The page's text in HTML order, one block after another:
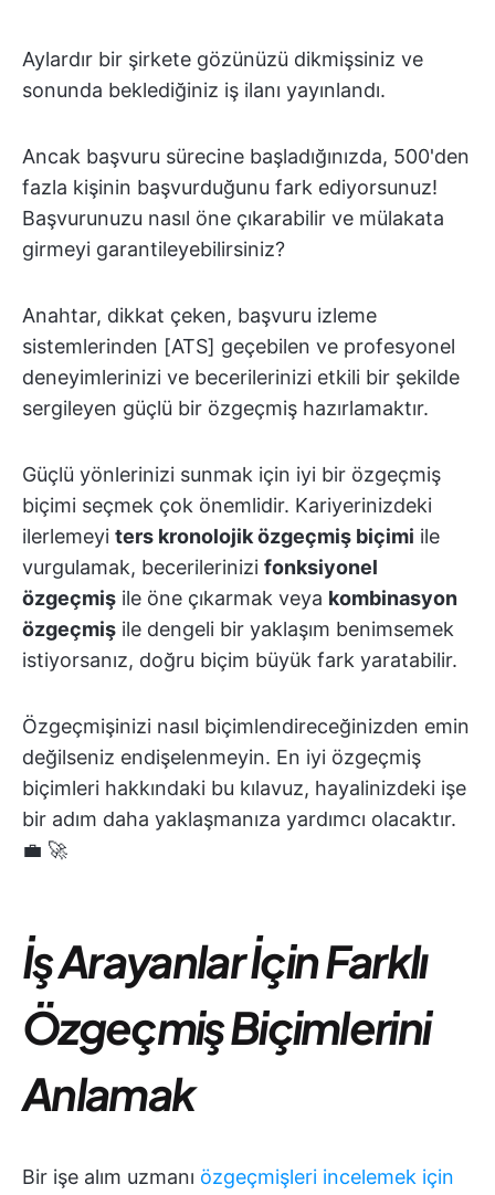
Aylardır bir şirkete gözünüzü dikmişsiniz ve
sonunda beklediğiniz iş ilanı yayınlandı.
Ancak başvuru sürecine başladığınızda, 500'den
fazla kişinin başvurduğunu fark ediyorsunuz!
Başvurunuzu nasıl öne çıkarabilir ve mülakata
girmeyi garantileyebilirsiniz?
Anahtar, dikkat çeken, başvuru izleme
sistemlerinden [ATS] geçebilen ve profesyonel
deneyimlerinizi ve becerilerinizi etkili bir şekilde
sergileyen güçlü bir özgeçmiş hazırlamaktır.
Güçlü yönlerinizi sunmak için iyi bir özgeçmiş
biçimi seçmek çok önemlidir. Kariyerinizdeki
ilerlemeyi ters kronolojik özgeçmiş biçimi ile
vurgulamak, becerilerinizi fonksiyonel
özgeçmiş ile öne çıkarmak veya kombinasyon
özgeçmiş ile dengeli bir yaklaşım benimsemek
istiyorsanız, doğru biçim büyük fark yaratabilir.
Özgeçmişinizi nasıl biçimlendireceğinizden emin
değilseniz endişelenmeyin. En iyi özgeçmiş
biçimleri hakkındaki bu kılavuz, hayalinizdeki işe
bir adım daha yaklaşmanıza yardımcı olacaktır.
💼 🚀
İş Arayanlar İçin Farklı
Özgeçmiş Biçimlerini
Anlamak
Bir işe alım uzmanı özgeçmişleri incelemek için